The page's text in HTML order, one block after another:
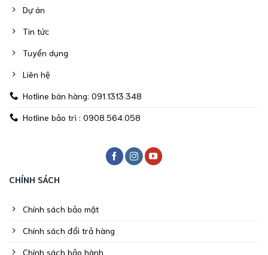
Dự án
Tin tức
Tuyển dụng
Liên hệ
Hotline bán hàng: 091.1313.348
Hotline bảo trì : 0908.564.058
CHÍNH SÁCH
Chính sách bảo mật
Chính sách đổi trả hàng
Chính sách bảo hành